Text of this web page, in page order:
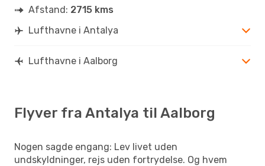
Afstand: 2715 kms
Lufthavne i Antalya
Lufthavne i Aalborg
Flyver fra Antalya til Aalborg
Nogen sagde engang: Lev livet uden
undskyldninger, rejs uden fortrydelse. Og hvem